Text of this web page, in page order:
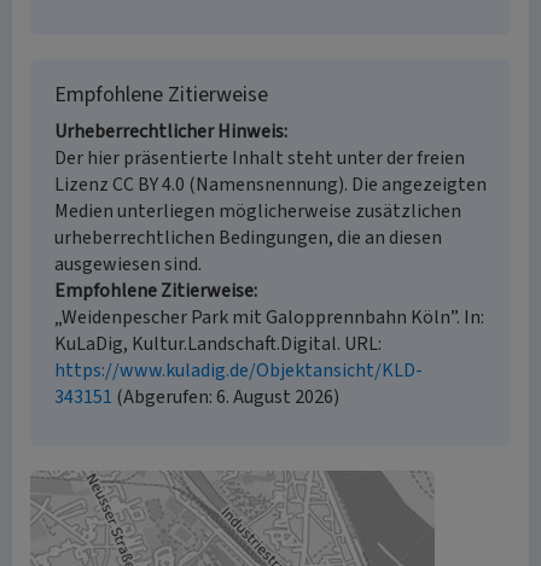
Empfohlene Zitierweise
Urheberrechtlicher Hinweis
Der hier präsentierte Inhalt steht unter der freien
Lizenz CC BY 4.0 (Namensnennung). Die angezeigten
Medien unterliegen möglicherweise zusätzlichen
urheberrechtlichen Bedingungen, die an diesen
ausgewiesen sind.
Empfohlene Zitierweise
„Weidenpescher Park mit Galopprennbahn Köln”. In:
KuLaDig, Kultur.Landschaft.Digital. URL:
https://www.kuladig.de/Objektansicht/KLD-
343151 (Abgerufen: 6. August 2026)